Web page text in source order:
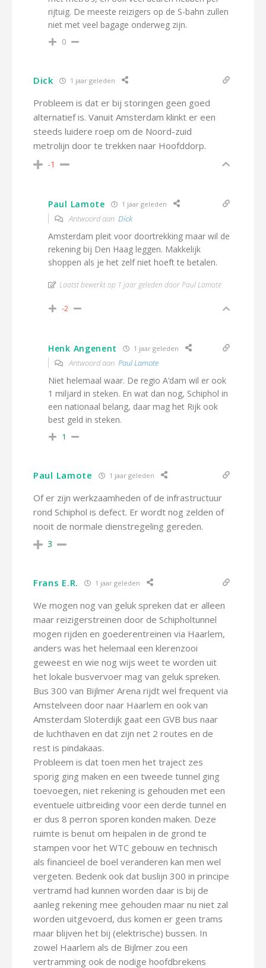
rijtuig. De meeste reizigers op de S-bahn zullen
niet met veel bagage onderweg zijn.
0
Dick 1 jaar geleden
Probleem is dat er bij storingen geen goed
alternatief is. Vanuit Amsterdam klinkt er een
steeds luidere roep om de Noord-zuid
metrolijn door te trekken naar Hoofddorp.
-1
Paul Lamote 1 jaar geleden
Antwoord aan Dick
Amsterdam pleit voor doortrekking maar wil de
rekening bij Den Haag leggen. Makkelijk
shoppen als je het zelf niet hoeft te betalen.
Laatst bewerkt op 1 jaar geleden door Paul Lamote
-2
Henk Angenent 1 jaar geleden
Antwoord aan Paul Lamote
Niet helemaal waar. De regio A’dam wil er ook
1 miljard in steken. En wat dan nog, Schiphol in
een nationaal belang, daar mag het Rijk ook
best geld in steken.
1
Paul Lamote 1 jaar geleden
Of er zijn werkzaamheden of de infrastructuur
rond Schiphol is defect. Er wordt nog zelden of
nooit de normale dienstregeling gereden.
3
Frans E.R. 1 jaar geleden
We mogen nog van geluk spreken dat er alleen
maar reizigerstreinen door de Schipholtunnel
mogen rijden en goederentreinen via Haarlem,
anders was het helemaal een klerenzooi
geweest en wie nog wijs weet te worden uit
het lokale busvervoer mag van geluk spreken.
Bus 300 van Bijlmer Arena rijdt wel frequent via
Amstelveen door naar Haarlem en ook van
Amsterdam Sloterdijk gaat een GVB bus naar
de luchthaven en dat zijn net 2 routes en de
rest is pindakaas.
Probleem is dat toen men het traject zes
sporig ging maken en een tweede tunnel ging
toevoegen, niet rekening is gehouden met een
eventuele uitbreiding voor een derde tunnel en
er dus 8 perron sporen konden maken. Deze
ruimte is benut om heipalen in de grond te
stampen voor het WTC gebouw en technisch
als financieel de boel veranderen kan men wel
vergeten. Bedenk ook dat buslijn 300 in principe
vertramd had kunnen worden daar is bij de
aanleg rekening mee gehouden maar nu niet zal
worden uitgevoerd, dus komen er geen trams
maar blijven het bij (elektrische) bussen. In
zowel Haarlem als de Bijlmer zou een
vertramming ook de nodige hoofdbrekens